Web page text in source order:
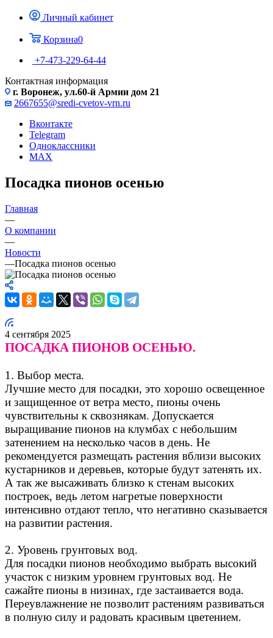
Личный кабинет
Корзина0
+7-473-229-64-44
Контактная информация
г. Воронеж, ул.60-й Армии дом 21
2667655@sredi-cvetov-vrn.ru
Вконтакте
Telegram
Одноклассники
MAX
Посадка пионов осенью
Главная
—
О компании
—
Новости
—Посадка пионов осенью
4 сентября 2025
ПОСАДКА ПИОНОВ ОСЕНЬЮ.
1. Выбор места.
Лучшие место для посадки, это хорошо освещенное
и защищенное от ветра место, пионы очень
чувствительны к сквознякам. Допускается
выращивание пионов на клумбах с небольшим
затенением на несколько часов в день. Не
рекомендуется размещать растения вблизи высоких
кустарников и деревьев, которые будут затенять их.
А так же высаживать близко к стенам высоких
построек, ведь летом нагретые поверхности
интенсивно отдают тепло, что негативно сказывается
на развитии растения.
2. Уровень грунтовых вод.
Для посадки пионов необходимо выбрать высокий
участок с низким уровнем грунтовых вод. Не
сажайте пионы в низинах, где застаивается вода.
Переувлажнение не позволит растениям развиваться
в полную силу и радовать красивым цветением.